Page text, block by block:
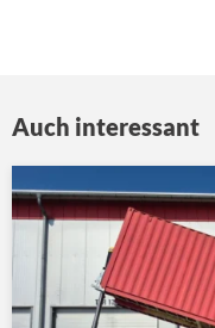
Auch interessant